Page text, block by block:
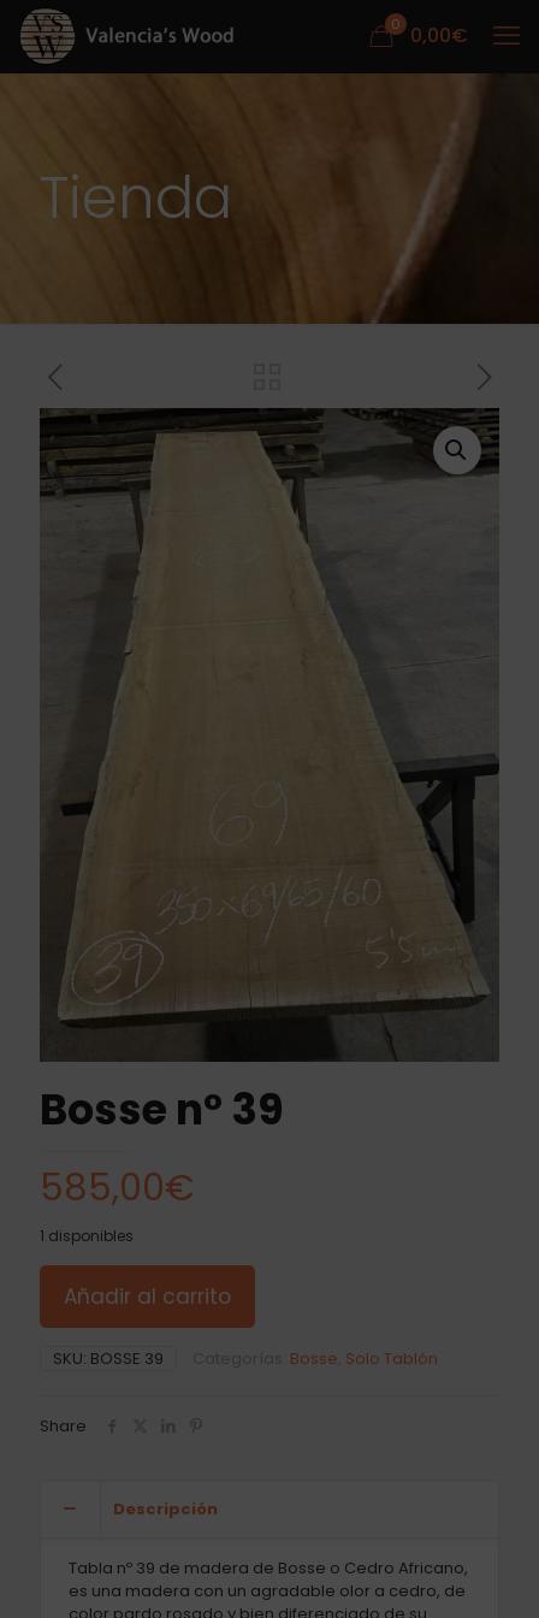
0 0,00€
Tienda
Bosse nº 39
585,00€
1 disponibles
Añadir al carrito
SKU: BOSSE 39 Bosse Solo Tablón
Share
Descripción
Tabla nº 39 de madera de Bosse o Cedro Africano,
es una madera con un agradable olor a cedro, de